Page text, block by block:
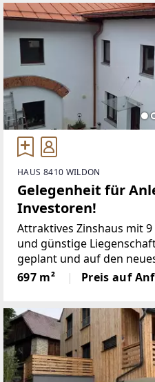
HAUS 8410 WILDON
Gelegenheit für
Investoren!
Attraktives Zinshaus mit
und günstige
geplant und auf den
gebracht!Die
abgeschlossen, bieten
697 m² Preis auf